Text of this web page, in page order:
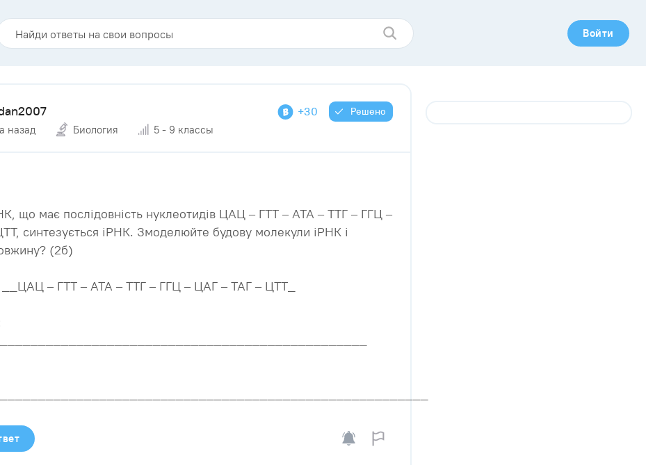
Войти
+30 Решено
назад Биология 5 - 9 классы
що має послідовність нуклеотидів ЦАЦ – ГТТ – АТА – ТТГ – ГГЦ –
синтезується іРНК. Змоделюйте будову молекули іРНК і
(2б)
– ГТТ – АТА – ТТГ – ГГЦ – ЦАГ – ТАГ – ЦТТ_